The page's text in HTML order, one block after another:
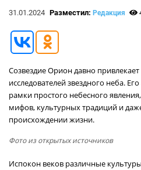
31.01.2024 Разместил: Редакция
Созвездие Орион давно
исследователей звездного неба.
рамки простого небесного
мифов, культурных традиций и
происхождении жизни.
Фото из открытых источников
Испокон веков различные